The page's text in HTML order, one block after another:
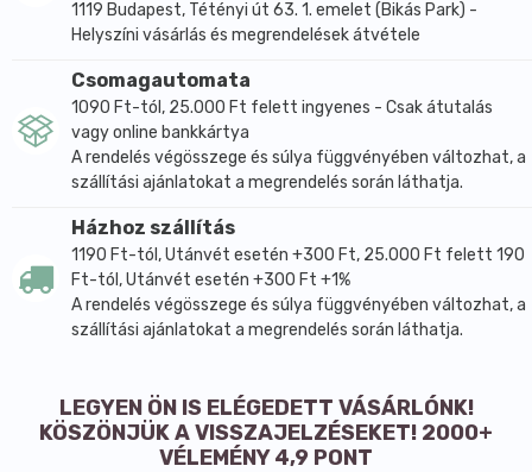
1119 Budapest, Tétényi út 63. 1. emelet (Bikás Park) -
Helyszíni vásárlás és megrendelések átvétele
Csomagautomata
1090 Ft-tól, 25.000 Ft felett ingyenes - Csak átutalás
vagy online bankkártya
A rendelés végösszege és súlya függvényében változhat, a
szállítási ajánlatokat a megrendelés során láthatja.
Házhoz szállítás
1190 Ft-tól, Utánvét esetén +300 Ft, 25.000 Ft felett 190
Ft-tól, Utánvét esetén +300 Ft +1%
A rendelés végösszege és súlya függvényében változhat, a
szállítási ajánlatokat a megrendelés során láthatja.
LEGYEN ÖN IS ELÉGEDETT VÁSÁRLÓNK!
KÖSZÖNJÜK A VISSZAJELZÉSEKET! 2000+
VÉLEMÉNY 4,9 PONT